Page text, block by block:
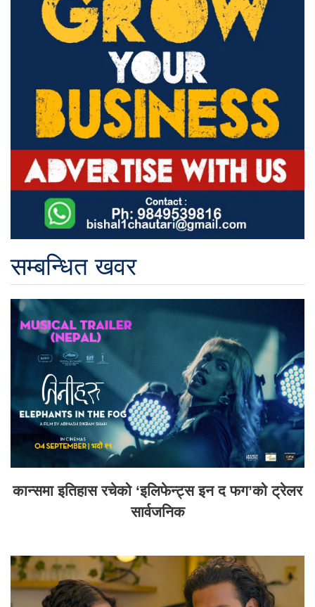
सम्बन्धित खवर
कान्समा इतिहास रचेको ‘इलिफेन्ट्स इन द फग’को ट्रेलर
सार्वजनिक